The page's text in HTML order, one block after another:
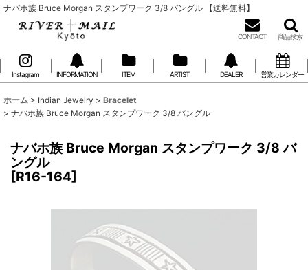
ナバホ族 Bruce Morgan スタンプワーク 3/8 バングル 【送料無料】
CONTACT 商品検索
Instagram INFORMATION ITEM ARTIST DEALER 営業カレンダー
ホーム > Indian Jewelry > Bracelet
> ナバホ族 Bruce Morgan スタンプワーク 3/8 バングル
ナバホ族 Bruce Morgan スタンプワーク 3/8 バ
ングル
[R16-164]